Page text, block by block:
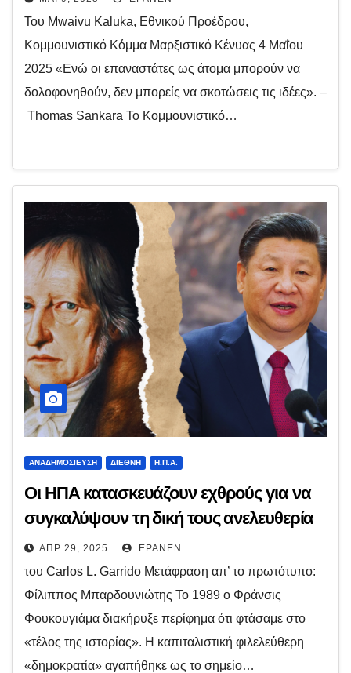
Του Mwaivu Kaluka, Εθνικού Προέδρου,
Κομμουνιστικό Κόμμα Μαρξιστικό Κένυας 4 Μαΐου
2025 «Ενώ οι επαναστάτες ως άτομα μπορούν να
δολοφονηθούν, δεν μπορείς να σκοτώσεις τις ιδέες». –
Thomas Sankara Το Κομμουνιστικό…
ΑΝΑΔΗΜΟΣΊΕΥΣΗ ΔΙΕΘΝΉ Η.Π.Α.
Οι ΗΠΑ κατασκευάζουν εχθρούς για να
συγκαλύψουν τη δική τους ανελευθερία
ΑΠΡ 29, 2025 EPANEN
του Carlos L. Garrido Μετάφραση απ’ το πρωτότυπο:
Φίλιππος Μπαρδουνιώτης Το 1989 ο Φράνσις
Φουκουγιάμα διακήρυξε περίφημα ότι φτάσαμε στο
«τέλος της ιστορίας». Η καπιταλιστική φιλελεύθερη
«δημοκρατία» αγαπήθηκε ως το σημείο…